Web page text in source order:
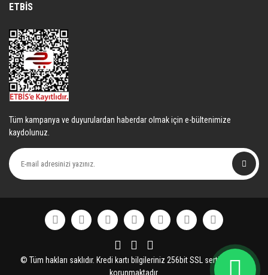
ETBİS
Tüm kampanya ve duyurulardan haberdar olmak için e-bültenimize
kaydolunuz.
© Tüm hakları saklıdır. Kredi kartı bilgileriniz 256bit SSL sertifikası ile
korunmaktadır.